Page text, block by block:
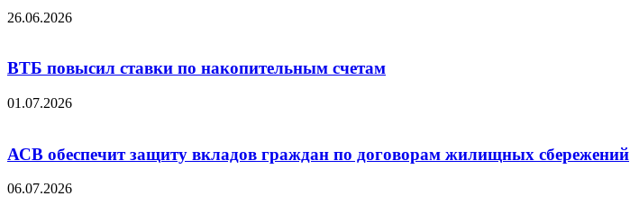
26.06.2026
ВТБ повысил ставки по накопительным счетам
01.07.2026
АСВ обеспечит защиту вкладов граждан по договорам жилищных сбережений
06.07.2026